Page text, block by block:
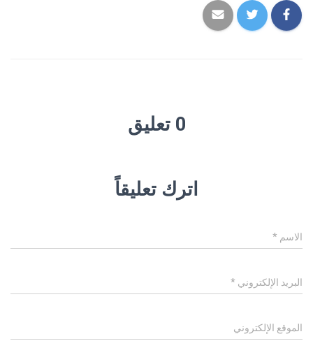
0 تعليق
اترك تعليقاً
الاسم *
البريد الإلكتروني *
الموقع الإلكتروني